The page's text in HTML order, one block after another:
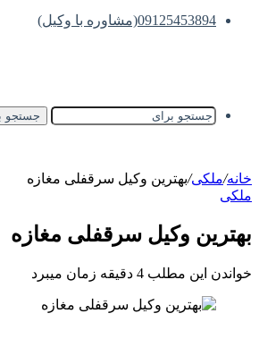
09125453894(مشاوره با وکیل)
جستجو
خانه/ملکی/بهترین وکیل سرقفلی مغازه
ملکی
بهترین وکیل سرقفلی مغازه
خواندن این مطلب 4 دقیقه زمان میبرد